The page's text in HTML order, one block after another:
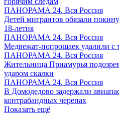
ПАНОРАМА 24. Вся Россия
Детей мигрантов обязали
18-летия
ПАНОРАМА 24. Вся Россия
Медвежат-попрошаек удалили с
ПАНОРАМА 24. Вся Россия
Жительница Приамурья
ударом скалки
ПАНОРАМА 24. Вся Россия
В Домодедово задержали
контрабандных черепах
Показать ещё